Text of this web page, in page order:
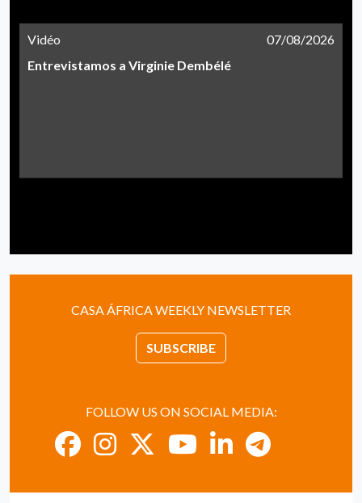
Vidéo
07/08/2026
Entrevistamos a Virginie Dembélé
CASA ÁFRICA WEEKLY NEWSLETTER
SUBSCRIBE
FOLLOW US ON SOCIAL MEDIA: